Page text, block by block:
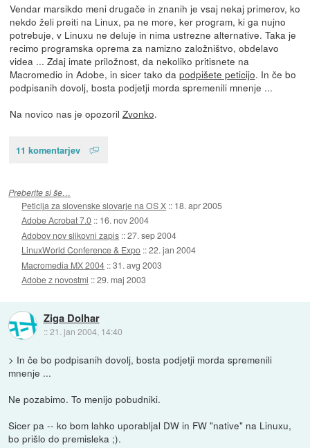
Vendar marsikdo meni drugače in znanih je vsaj nekaj primerov, ko
nekdo želi preiti na Linux, pa ne more, ker program, ki ga nujno
potrebuje, v Linuxu ne deluje in nima ustrezne alternative. Taka je
recimo programska oprema za namizno založništvo, obdelavo
videa ... Zdaj imate priložnost, da nekoliko pritisnete na
Macromedio in Adobe, in sicer tako da podpišete peticijo. In če bo
podpisanih dovolj, bosta podjetji morda spremenili mnenje ...
Na novico nas je opozoril Zvonko.
11 komentarjev
Preberite si še…
Peticija za slovenske slovarje na OS X :: 18. apr 2005
Adobe Acrobat 7.0 :: 16. nov 2004
Adobov nov slikovni zapis ::27. sep 2004
LinuxWorld Conference & Expo ::22. jan 2004
Macromedia MX 2004 ::31. avg 2003
Adobe z novostmi ::29. maj 2003
Ziga Dolhar
::21. jan 2004, 14:40
> In če bo podpisanih dovolj, bosta podjetji morda spremenili
mnenje ...
Ne pozabimo. To menijo pobudniki.
Sicer pa -- ko bom lahko uporabljal DW in FW "native" na Linuxu,
bo prišlo do premisleka ;).